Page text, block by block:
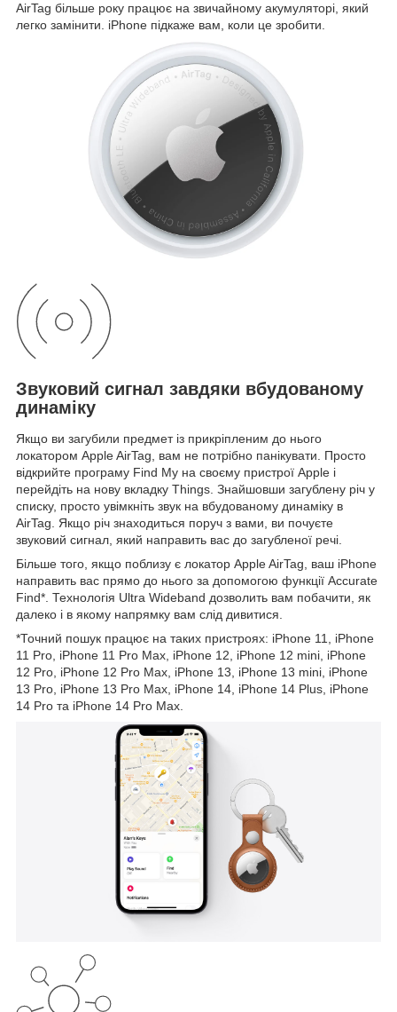
AirTag більше року працює на звичайному акумуляторі, який
легко замінити. iPhone підкаже вам, коли це зробити.
Звуковий сигнал завдяки вбудованому
динаміку
Якщо ви загубили предмет із прикріпленим до нього
локатором Apple AirTag, вам не потрібно панікувати. Просто
відкрийте програму Find My на своєму пристрої Apple і
перейдіть на нову вкладку Things. Знайшовши загублену річ у
списку, просто увімкніть звук на вбудованому динаміку в
AirTag. Якщо річ знаходиться поруч з вами, ви почуєте
звуковий сигнал, який направить вас до загубленої речі.
Більше того, якщо поблизу є локатор Apple AirTag, ваш iPhone
направить вас прямо до нього за допомогою функції Accurate
Find*. Технологія Ultra Wideband дозволить вам побачити, як
далеко і в якому напрямку вам слід дивитися.
*Точний пошук працює на таких пристроях: iPhone 11, iPhone
11 Pro, iPhone 11 Pro Max, iPhone 12, iPhone 12 mini, iPhone
12 Pro, iPhone 12 Pro Max, iPhone 13, iPhone 13 mini, iPhone
13 Pro, iPhone 13 Pro Max, iPhone 14, iPhone 14 Plus, iPhone
14 Pro та iPhone 14 Pro Max.